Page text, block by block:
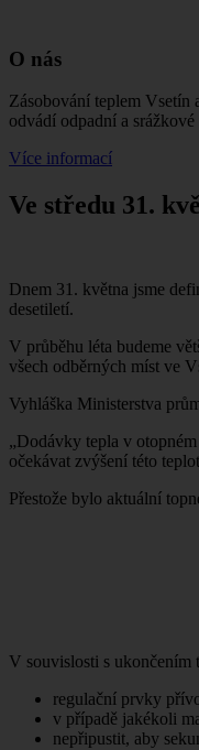
O nás
Zásobování teplem Vsetín
odvádí odpadní a
Více informací
Ve středu 31.
Dnem 31. května jsme
desetiletí.
V průběhu léta budeme
všech odběrných míst ve
Vyhláška Ministerstva
„Dodávky tepla v
očekávat zvýšení této
Přestože bylo aktuální
V souvislosti s ukončením
regulační prvky
v případě jakékoli
nepřipustit, aby